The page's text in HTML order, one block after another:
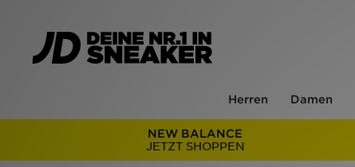
Herren Damen
NEW BALANCE
JETZT SHOPPEN